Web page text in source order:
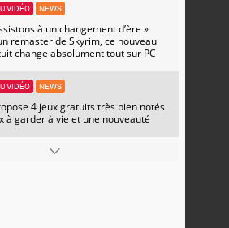
VIDÉO NEWS
à un changement d’ère »
remaster de Skyrim, ce nouveau
change absolument tout sur PC
VIDÉO NEWS
4 jeux gratuits très bien notés
à garder à vie et une nouveauté